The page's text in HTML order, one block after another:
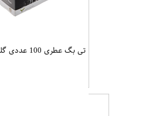
تی بگ عطری 100 عددی گلستان